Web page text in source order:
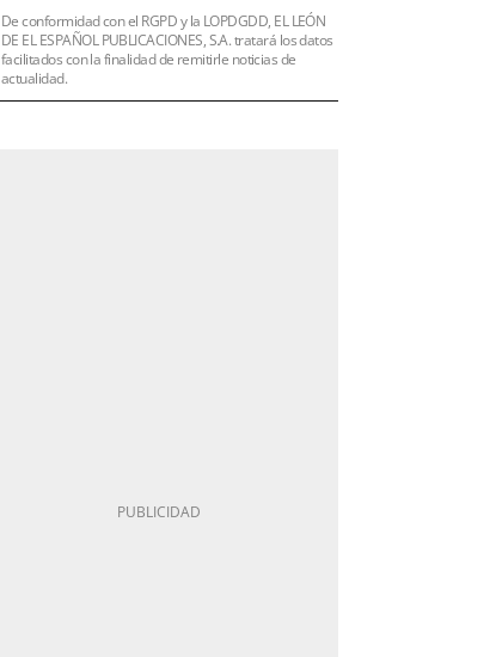
De conformidad con el RGPD y la LOPDGDD, EL LEÓN
DE EL ESPAÑOL PUBLICACIONES, S.A. tratará los datos
facilitados con la finalidad de remitirle noticias de
actualidad.